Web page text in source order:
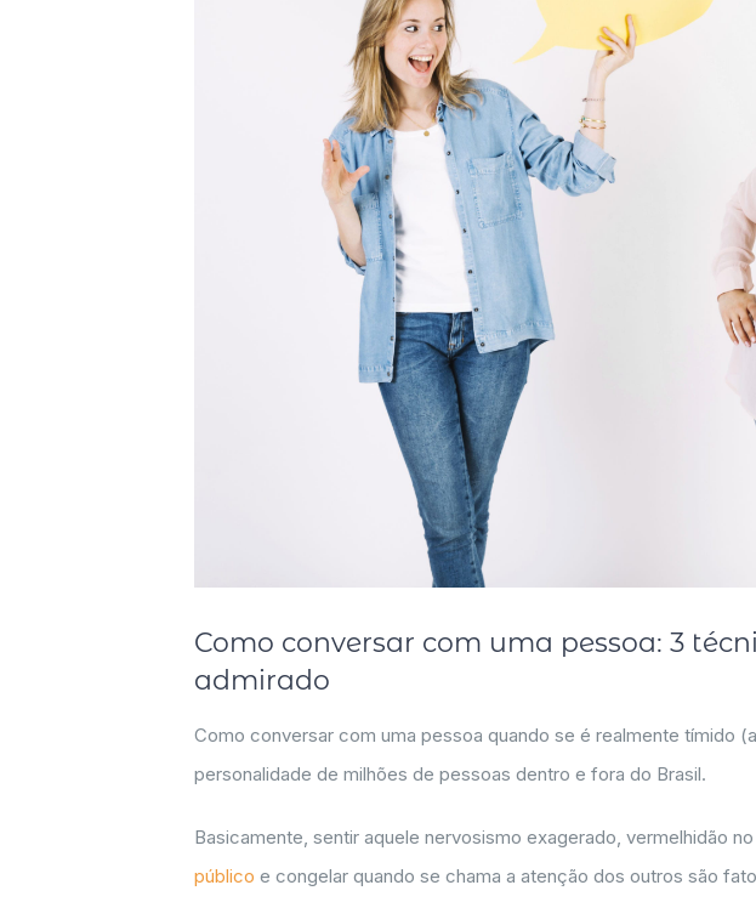
Como conversar com uma pessoa: 3
admirado
Como conversar com uma pessoa quando se é realmente tímido
personalidade de milhões de pessoas dentro e fora do Brasil.
Basicamente, sentir aquele nervosismo exagerado, vermelhidão
público e congelar quando se chama a atenção dos outros são